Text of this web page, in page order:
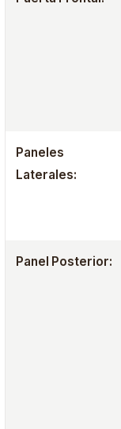
Paneles
Laterales:
Panel Posterior: